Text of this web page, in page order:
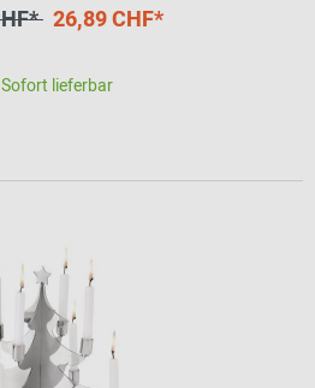
26,89 CHF*
Sofort lieferbar